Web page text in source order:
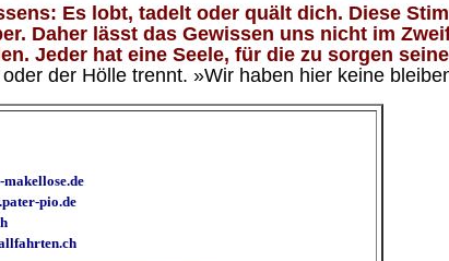
Es lobt, tadelt oder quält dich. Diese
Daher lässt das Gewissen uns nicht im
Jeder hat eine Seele, für die zu sorgen
der Hölle trennt. »Wir haben hier keine
pio.de